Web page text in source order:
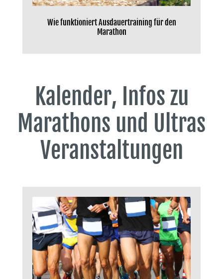
Wie funktioniert Ausdauertraining für den
Marathon
Kalender, Infos zu
Marathons und Ultras
Veranstaltungen